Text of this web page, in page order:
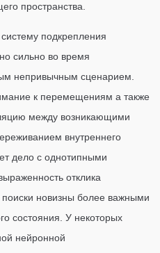
пространства.
подкрепления
сильно во время
непривычным сценарием.
к перемещениям а также
между возникающими
внутреннего
дело с однотипными
отклика
новизны более важными
состояния. У некоторых
нейронной